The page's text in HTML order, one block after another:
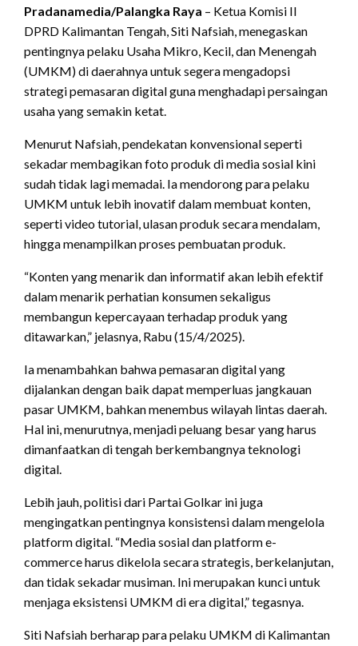
Pradanamedia/Palangka Raya – Ketua Komisi II
DPRD Kalimantan Tengah, Siti Nafsiah, menegaskan
pentingnya pelaku Usaha Mikro, Kecil, dan Menengah
(UMKM) di daerahnya untuk segera mengadopsi
strategi pemasaran digital guna menghadapi persaingan
usaha yang semakin ketat.
Menurut Nafsiah, pendekatan konvensional seperti
sekadar membagikan foto produk di media sosial kini
sudah tidak lagi memadai. Ia mendorong para pelaku
UMKM untuk lebih inovatif dalam membuat konten,
seperti video tutorial, ulasan produk secara mendalam,
hingga menampilkan proses pembuatan produk.
“Konten yang menarik dan informatif akan lebih efektif
dalam menarik perhatian konsumen sekaligus
membangun kepercayaan terhadap produk yang
ditawarkan,” jelasnya, Rabu (15/4/2025).
Ia menambahkan bahwa pemasaran digital yang
dijalankan dengan baik dapat memperluas jangkauan
pasar UMKM, bahkan menembus wilayah lintas daerah.
Hal ini, menurutnya, menjadi peluang besar yang harus
dimanfaatkan di tengah berkembangnya teknologi
digital.
Lebih jauh, politisi dari Partai Golkar ini juga
mengingatkan pentingnya konsistensi dalam mengelola
platform digital. “Media sosial dan platform e-
commerce harus dikelola secara strategis, berkelanjutan,
dan tidak sekadar musiman. Ini merupakan kunci untuk
menjaga eksistensi UMKM di era digital,” tegasnya.
Siti Nafsiah berharap para pelaku UMKM di Kalimantan